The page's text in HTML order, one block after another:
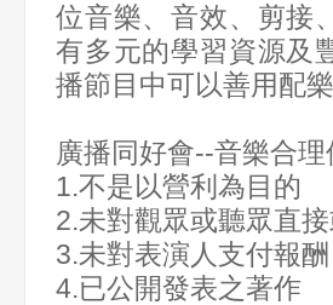
位音樂、音效、剪接
有多元的學習資源及
播節目中可以善用配
廣播同好會--音樂合理
1.不是以營利為目的
2.未對觀眾或聽眾直
3.未對表演人支付報酬
4.已公開發表之著作